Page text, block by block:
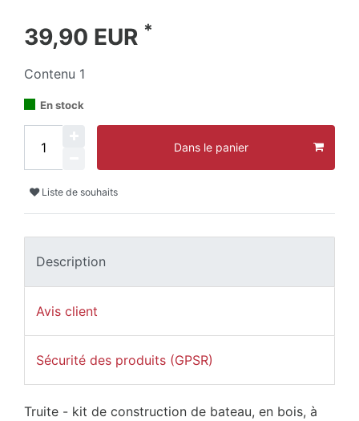
39,90 EUR *
Contenu 1
En stock
Dans le panier
Liste de souhaits
Description
Avis client
Sécurité des produits (GPSR)
Truite - kit de construction de bateau, en bois, à